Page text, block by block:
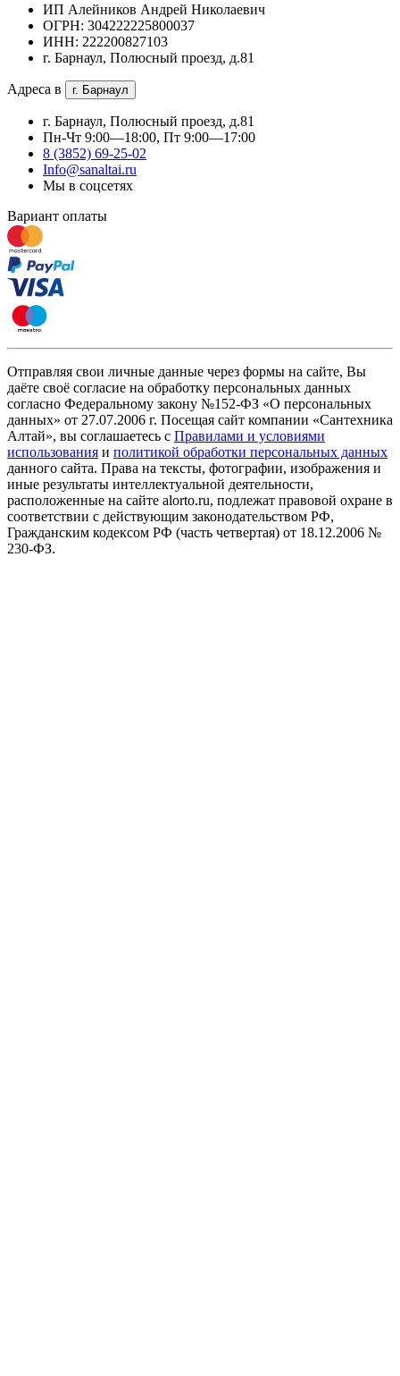
ИП Алейников Андрей Николаевич
ОГРН: 304222225800037
ИНН: 222200827103
г. Барнаул, Полюсный проезд, д.81
Адреса в г. Барнаул
г. Барнаул, Полюсный проезд, д.81
Пн-Чт 9:00—18:00, Пт 9:00—17:00
8 (3852) 69-25-02
Info@sanaltai.ru
Мы в соцсетях
Вариант оплаты
Отправляя свои личные данные через формы на сайте, Вы
даёте своё согласие на обработку персональных данных
согласно Федеральному закону №152-ФЗ «О персональных
данных» от 27.07.2006 г. Посещая сайт компании «Cантехника
Алтай», вы соглашаетесь с Правилами и условиями
использования и политикой обработки персональных данных
данного сайта. Права на тексты, фотографии, изображения и
иные результаты интеллектуальной деятельности,
расположенные на сайте alorto.ru, подлежат правовой охране в
соответствии с действующим законодательством РФ,
Гражданским кодексом РФ (часть четвертая) от 18.12.2006 №
230-ФЗ.